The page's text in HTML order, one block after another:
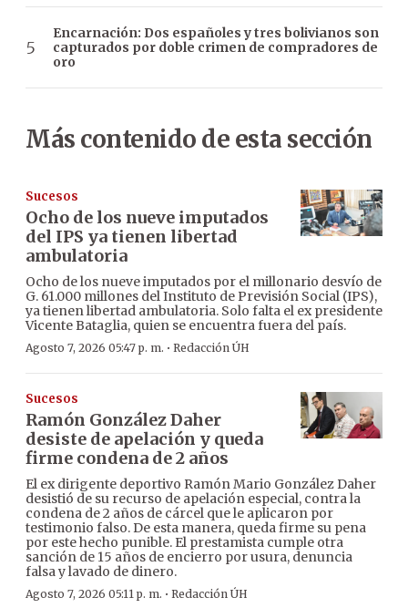
Encarnación: Dos españoles y tres bolivianos son
capturados por doble crimen de compradores de
oro
Más contenido de esta sección
Sucesos
Ocho de los nueve imputados
del IPS ya tienen libertad
ambulatoria
Ocho de los nueve imputados por el millonario desvío de
G. 61.000 millones del Instituto de Previsión Social (IPS),
ya tienen libertad ambulatoria. Solo falta el ex presidente
Vicente Bataglia, quien se encuentra fuera del país.
Agosto 7, 2026 05:47 p. m. · Redacción ÚH
Sucesos
Ramón González Daher
desiste de apelación y queda
firme condena de 2 años
El ex dirigente deportivo Ramón Mario González Daher
desistió de su recurso de apelación especial, contra la
condena de 2 años de cárcel que le aplicaron por
testimonio falso. De esta manera, queda firme su pena
por este hecho punible. El prestamista cumple otra
sanción de 15 años de encierro por usura, denuncia
falsa y lavado de dinero.
Agosto 7, 2026 05:11 p. m. · Redacción ÚH